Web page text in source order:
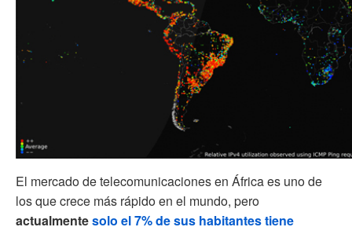
El mercado de telecomunicaciones en África es uno de
los que crece más rápido en el mundo, pero
actualmentesolo el 7% de sus habitantes tiene